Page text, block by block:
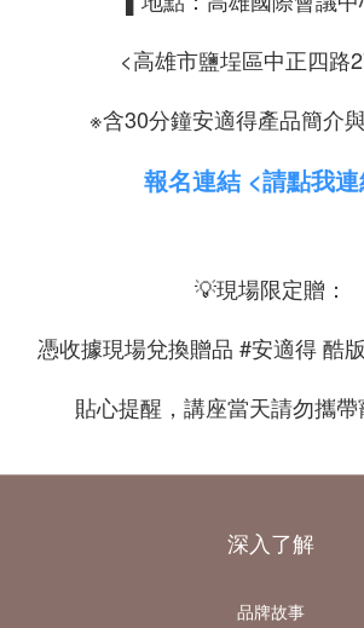
<高雄市鹽埕區中正四路
※含30分鐘安適得產品簡介
報名連結 <請點我
💡現場限定贈：
憑收據現場兌換贈品 #安適得 酷
貼心提醒，講座當天請勿攜
深入了解
品牌故事